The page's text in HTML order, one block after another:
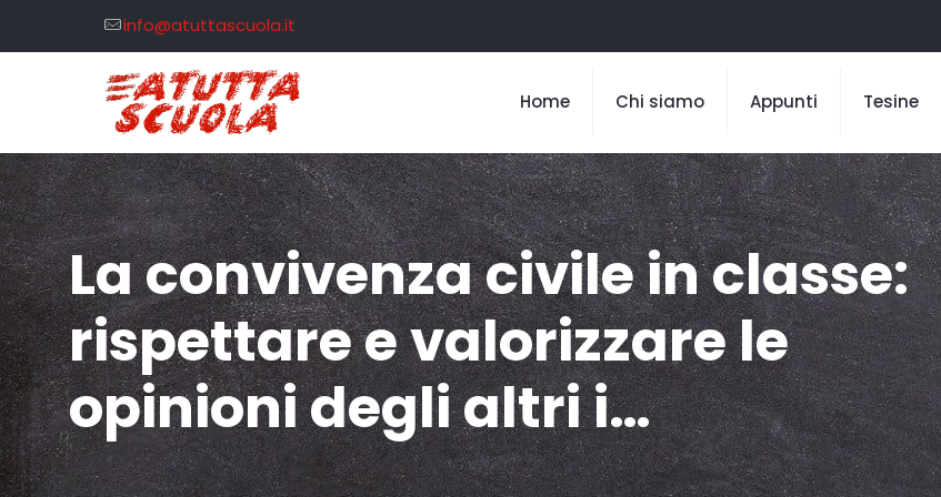
info@atuttascuola.it
Home Chi siamo Appunti Tesine
La convivenza civile in classe:
rispettare e valorizzare le
opinioni degli altri i…